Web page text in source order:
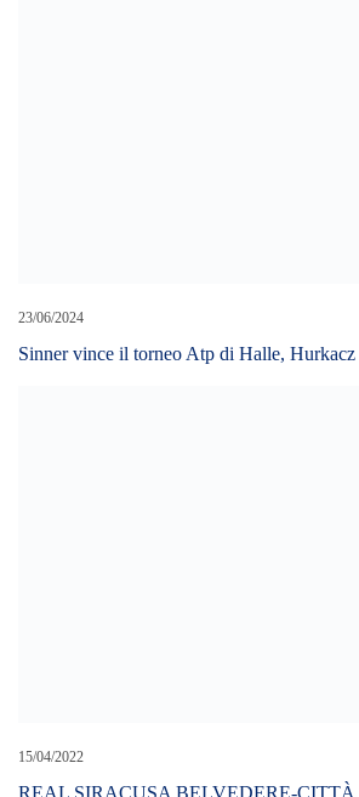
23/06/2024
Sinner vince il torneo Atp di Halle,